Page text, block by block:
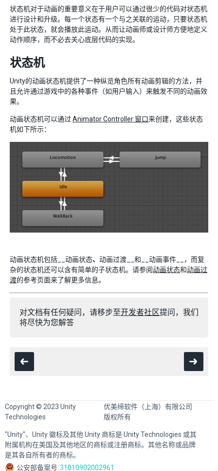
状态机对于动画的重要意义在于用户可以通过很少的代码对状态机
进行设计和升级。每一个状态有一个与之关联的运动，只要状态机
处于此状态，就会播放此运动。从而让动画师或设计师方便地定义
动作顺序，而不必去关心底层代码的实现。
状态机
Unity的动画状态机提供了一种纵览角色所有动画剪辑的方法，并
且允许通过游戏中的各种事件（如用户输入）来触发不同的动画效
果。
动画状态机可以通过Animator Controller 窗口来创建，这些状态
机如下所示：
动画状态机包括__动画状态、 动画过渡__和__动画事件__，而复
杂的状态机还可以含有简单的子状态机。请参阅动画状态和动画过
渡的参考页面来了解更多信息。
对文档有任何疑问，请移步至开发者社区提问，我们
将尽快为您解答
Copyright © 2023 Unity
Technologies
优美缔软件（上海）有限公司
版权所有
"Unity"、Unity 徽标及其他 Unity 商标是 Unity Technologies 或其
附属机构在美国及其他地区的商标或注册商标。其他名称或品牌
是其各自所有者的商标。
公安部备案号:31010902002961